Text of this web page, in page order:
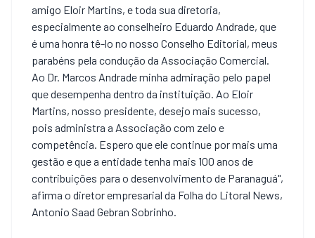
amigo Eloir Martins, e toda sua diretoria,
especialmente ao conselheiro Eduardo Andrade, que
é uma honra tê-lo no nosso Conselho Editorial, meus
parabéns pela condução da Associação Comercial.
Ao Dr. Marcos Andrade minha admiração pelo papel
que desempenha dentro da instituição. Ao Eloir
Martins, nosso presidente, desejo mais sucesso,
pois administra a Associação com zelo e
competência. Espero que ele continue por mais uma
gestão e que a entidade tenha mais 100 anos de
contribuições para o desenvolvimento de Paranaguá",
afirma o diretor empresarial da Folha do Litoral News,
Antonio Saad Gebran Sobrinho.